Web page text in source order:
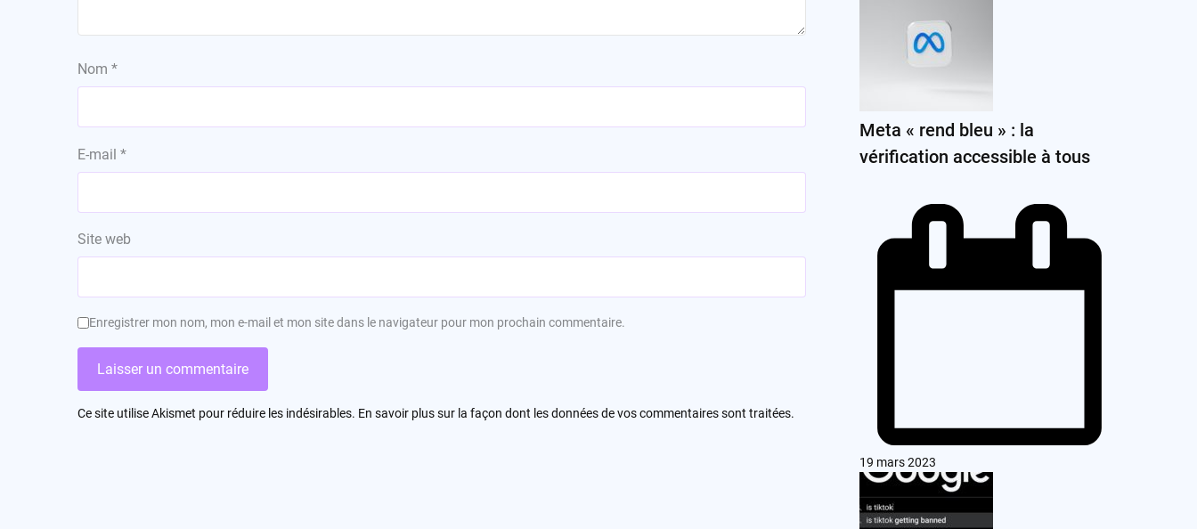
Nom *
E-mail *
Site web
Enregistrer mon nom, mon e-mail et mon site dans le navigateur pour mon prochain commentaire.
Ce site utilise Akismet pour réduire les indésirables. En savoir plus sur la façon dont les données de vos commentaires sont traitées.
Meta « rend bleu » : la
vérification accessible à tous
19 mars 2023